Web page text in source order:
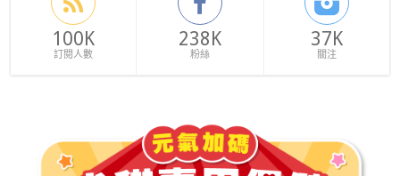
100K
訂閱人數
238K
粉絲
37K
關注